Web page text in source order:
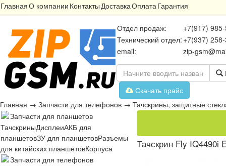
ГлавнаяО компании КонтактыДоставкаОплатаГарантия
Отдел продаж:
+7(917)
Технический отдел: +7(937)
email:
zip-
Скачать прайс
Главная → Запчасти для телефонов → Тачскрины, защитные
Запчасти для планшетов
ТачскриныДисплеиАКБ для
планшетовЗУ для планшетовРазъемы
для китайских планшетовКорпуса
Запчасти для телефонов
Тачскрин Fly IQ4490i